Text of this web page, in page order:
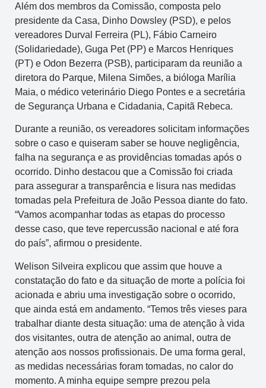
Além dos membros da Comissão, composta pelo
presidente da Casa, Dinho Dowsley (PSD), e pelos
vereadores Durval Ferreira (PL), Fábio Carneiro
(Solidariedade), Guga Pet (PP) e Marcos Henriques
(PT) e Odon Bezerra (PSB), participaram da reunião a
diretora do Parque, Milena Simões, a bióloga Marília
Maia, o médico veterinário Diego Pontes e a secretária
de Segurança Urbana e Cidadania, Capitã Rebeca.
Durante a reunião, os vereadores solicitam informações
sobre o caso e quiseram saber se houve negligência,
falha na segurança e as providências tomadas após o
ocorrido. Dinho destacou que a Comissão foi criada
para assegurar a transparência e lisura nas medidas
tomadas pela Prefeitura de João Pessoa diante do fato.
“Vamos acompanhar todas as etapas do processo
desse caso, que teve repercussão nacional e até fora
do país”, afirmou o presidente.
Welison Silveira explicou que assim que houve a
constatação do fato e da situação de morte a polícia foi
acionada e abriu uma investigação sobre o ocorrido,
que ainda está em andamento. “Temos três vieses para
trabalhar diante desta situação: uma de atenção à vida
dos visitantes, outra de atenção ao animal, outra de
atenção aos nossos profissionais. De uma forma geral,
as medidas necessárias foram tomadas, no calor do
momento. A minha equipe sempre prezou pela